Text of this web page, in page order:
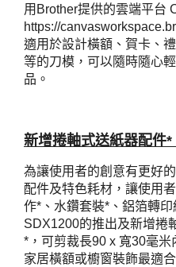
用Brother提供的雲端平台
https://
適用於設計橫額、賀卡、
等的刀模，可以隨時隨心
品。
新增捲軸式送紙器配件
為讓使用者的創意有更好
配件及特色耗材，讓使用
作*、水鑽套裝*、鋁箔轉
SDX1200的推出及新增捲
*，可剪裁長90 x 寬30毫
家居橫額或櫥窗裝飾最適